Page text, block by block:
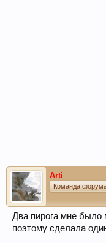
Arti
Команда
Два пирога мне было
поэтому сделала